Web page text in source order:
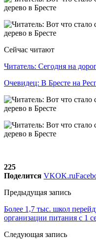
Сейчас читают
Читатель: Сегодня на
Очевидец: В Бресте на
225
Поделится VKOK.ru
Предыдущая запись
Более 1,7 тыс. школ
организации питания с 1
Следующая запись